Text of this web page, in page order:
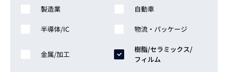
製造業 自動車
半導体/IC 物流・パッケージ
金属/加工
樹脂/セラミックス/
フィルム